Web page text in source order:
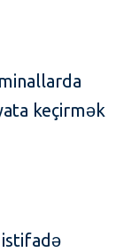
keçirmək